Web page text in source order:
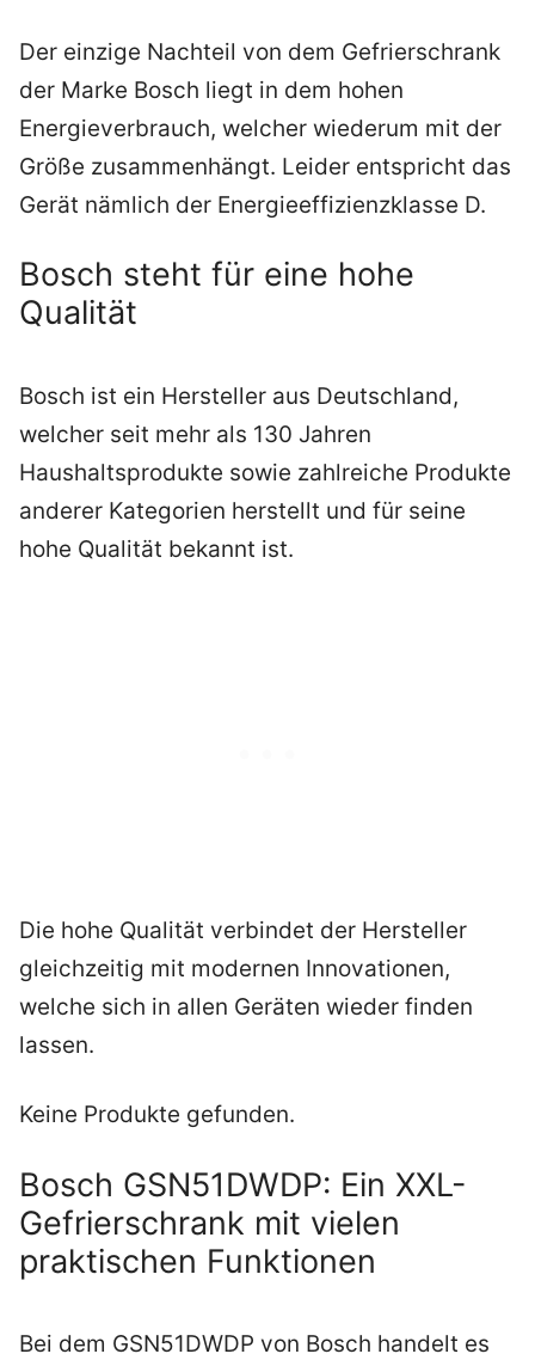
Der einzige Nachteil von dem Gefrierschrank
der Marke Bosch liegt in dem hohen
Energieverbrauch, welcher wiederum mit der
Größe zusammenhängt. Leider entspricht das
Gerät nämlich der Energieeffizienzklasse D.
Bosch steht für eine hohe
Qualität
Bosch ist ein Hersteller aus Deutschland,
welcher seit mehr als 130 Jahren
Haushaltsprodukte sowie zahlreiche Produkte
anderer Kategorien herstellt und für seine
hohe Qualität bekannt ist.
Die hohe Qualität verbindet der Hersteller
gleichzeitig mit modernen Innovationen,
welche sich in allen Geräten wieder finden
lassen.
Keine Produkte gefunden.
Bosch GSN51DWDP: Ein XXL-
Gefrierschrank mit vielen
praktischen Funktionen
Bei dem GSN51DWDP von Bosch handelt es